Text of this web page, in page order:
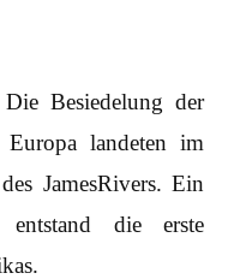
Besiedelung der
landeten im
JamesRivers. Ein
entstand die erste